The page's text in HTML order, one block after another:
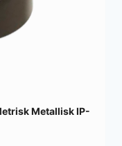
Metallisk IP-